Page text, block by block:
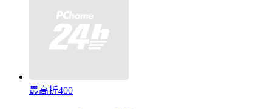
最高折400